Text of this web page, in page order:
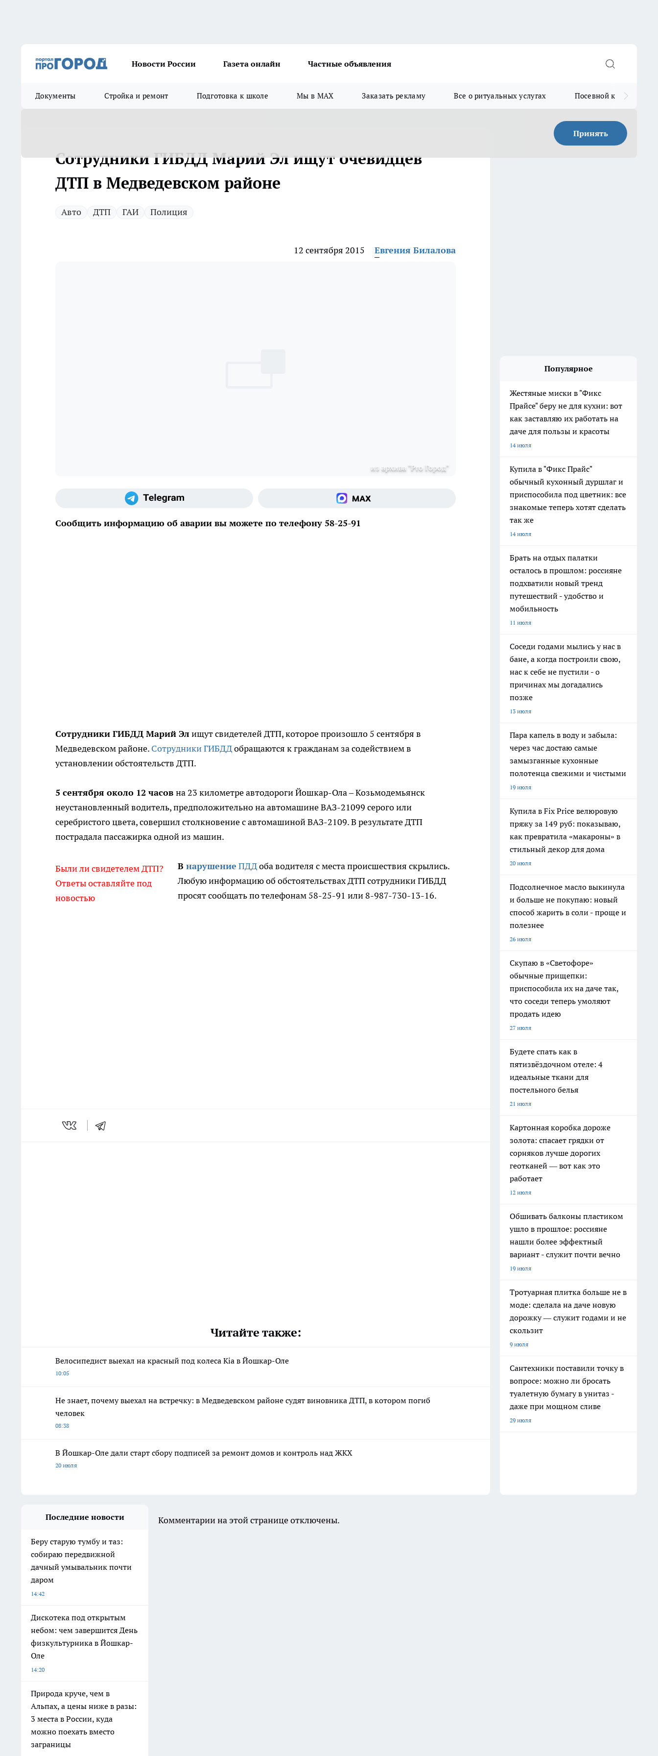
Новости России Газета онлайн Частные объявления
Документы Стройка и ремонт Подготовка к школе Мы в MAX Заказать рекламу Все о ритуальных услугах Посевной календарь
Принять
Сотрудники ГИБДД Марий Эл ищут очевидцев
ДТП в Медведевском районе
Авто ДТП ГАИ Полиция
12 сентября 2015 Евгения Билалова
из архива "Pro Город"
Сообщить информацию об аварии вы можете по телефону 58-25-91
Сотрудники ГИБДД Марий Эл ищут свидетелей ДТП, которое произошло 5 сентября в
Медведевском районе. Сотрудники ГИБДДобращаются к гражданам за содействием в
установлении обстоятельств ДТП.
5 сентября около 12 часов на 23 километре автодороги Йошкар-Ола – Козьмодемьянск
неустановленный водитель, предположительно на автомашине ВАЗ-21099 серого или
серебристого цвета, совершил столкновение с автомашиной ВАЗ-2109. В результате ДТП
пострадала пассажирка одной из машин.
Были ли свидетелем ДТП?
Ответы оставляйте под
новостью
В нарушение ПДДоба водителя с места происшествия скрылись.
Любую информацию об обстоятельствах ДТП сотрудники ГИБДД
просят сообщать по телефонам 58-25-91 или 8-987-730-13-16.
Читайте также:
Велосипедист выехал на красный под колеса Kia в Йошкар-Оле
10:05
Не знает, почему выехал на встречку: в Медведевском районе судят виновника ДТП, в котором погиб
человек
08:38
В Йошкар-Оле дали старт сбору подписей за ремонт домов и контроль над ЖКХ
20 июля
Популярное
Жестяные миски в "Фикс
Прайсе" беру не для кухни: вот
как заставляю их работать на
даче для пользы и красоты
14 июля
Купила в "Фикс Прайс"
обычный кухонный дуршлаг и
приспособила под цветник: все
знакомые теперь хотят сделать
так же
14 июля
Брать на отдых палатки
осталось в прошлом: россияне
подхватили новый тренд
путешествий - удобство и
мобильность
11 июля
Соседи годами мылись у нас в
бане, а когда построили свою,
нас к себе не пустили - о
причинах мы догадались
позже
13 июля
Пара капель в воду и забыла:
через час достаю самые
замызганные кухонные
полотенца свежими и чистыми
19 июля
Купила в Fix Price велюровую
пряжу за 149 руб: показываю,
как превратила «макароны» в
стильный декор для дома
20 июля
Подсолнечное масло выкинула
и больше не покупаю: новый
способ жарить в соли - проще и
полезнее
26 июля
Скупаю в «Светофоре»
обычные прищепки:
приспособила их на даче так,
что соседи теперь умоляют
продать идею
27 июля
Будете спать как в
пятизвёздочном отеле: 4
идеальные ткани для
постельного белья
21 июля
Картонная коробка дороже
золота: спасает грядки от
сорняков лучше дорогих
геотканей — вот как это
работает
12 июля
Обшивать балконы пластиком
ушло в прошлое: россияне
нашли более эффектный
вариант - служит почти вечно
19 июля
Тротуарная плитка больше не в
моде: сделала на даче новую
дорожку — служит годами и не
скользит
9 июля
Сантехники поставили точку в
вопросе: можно ли бросать
туалетную бумагу в унитаз -
даже при мощном сливе
29 июля
Последние новости
Беру старую тумбу и таз:
собираю передвижной
дачный умывальник почти
даром
14:42
Дискотека под открытым
небом: чем завершится День
физкультурника в Йошкар-
Оле
14:20
Природа круче, чем в
Альпах, а цены ниже в разы:
3 места в России, куда
можно поехать вместо
заграницы
Комментарии на этой странице отключены.